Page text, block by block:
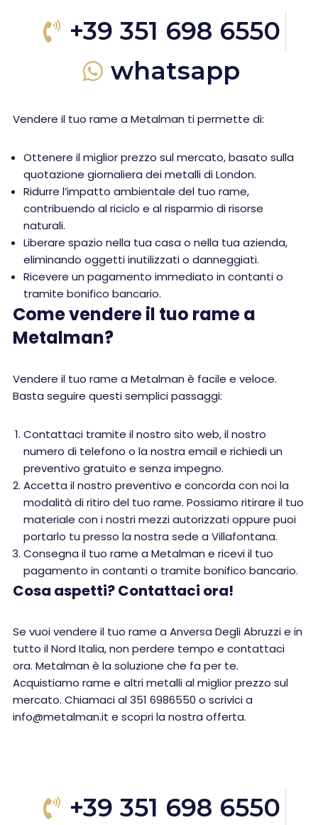
+39 351 698 6550
whatsapp
Vendere il tuo rame a Metalman ti permette di:
Ottenere il miglior prezzo sul mercato, basato sulla
quotazione giornaliera dei metalli di London.
Ridurre l’impatto ambientale del tuo rame,
contribuendo al riciclo e al risparmio di risorse
naturali.
Liberare spazio nella tua casa o nella tua azienda,
eliminando oggetti inutilizzati o danneggiati.
Ricevere un pagamento immediato in contanti o
tramite bonifico bancario.
Come vendere il tuo rame a
Metalman?
Vendere il tuo rame a Metalman è facile e veloce.
Basta seguire questi semplici passaggi:
Contattaci tramite il nostro sito web, il nostro
numero di telefono o la nostra email e richiedi un
preventivo gratuito e senza impegno.
Accetta il nostro preventivo e concorda con noi la
modalità di ritiro del tuo rame. Possiamo ritirare il tuo
materiale con i nostri mezzi autorizzati oppure puoi
portarlo tu presso la nostra sede a Villafontana.
Consegna il tuo rame a Metalman e ricevi il tuo
pagamento in contanti o tramite bonifico bancario.
Cosa aspetti? Contattaci ora!
Se vuoi vendere il tuo rame a Anversa Degli Abruzzi e in
tutto il Nord Italia, non perdere tempo e contattaci
ora. Metalman è la soluzione che fa per te.
Acquistiamo rame e altri metalli al miglior prezzo sul
mercato. Chiamaci al 351 6986550 o scrivici a
info@metalman.it e scopri la nostra offerta.
+39 351 698 6550